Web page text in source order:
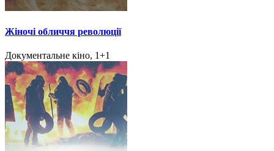
Жіночі обличчя революції
Документальне кіно, 1+1